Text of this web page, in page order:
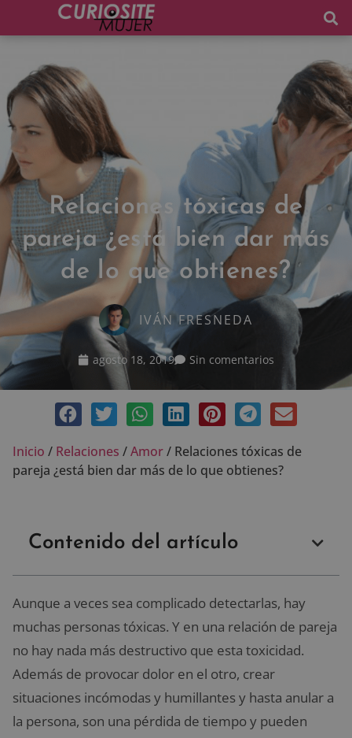
Relaciones tóxicas de
pareja ¿está bien dar más
de lo que obtienes?
IVÁN FRESNEDA
agosto 18, 2019 Sin comentarios
Inicio / Relaciones /Amor/ Relaciones tóxicas de
pareja ¿está bien dar más de lo que obtienes?
Contenido del artículo
Aunque a veces sea complicado detectarlas, hay
muchas personas tóxicas. Y en una relación de pareja
no hay nada más destructivo que esta toxicidad.
Además de provocar dolor en el otro, crear
situaciones incómodas y humillantes y hasta anular a
la persona, son una pérdida de tiempo y pueden